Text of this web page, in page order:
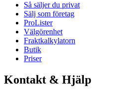
Så säljer du privat
Sälj som företag
ProLister
Välgörenhet
Fraktkalkylatorn
Butik
Priser
Kontakt & Hjälp